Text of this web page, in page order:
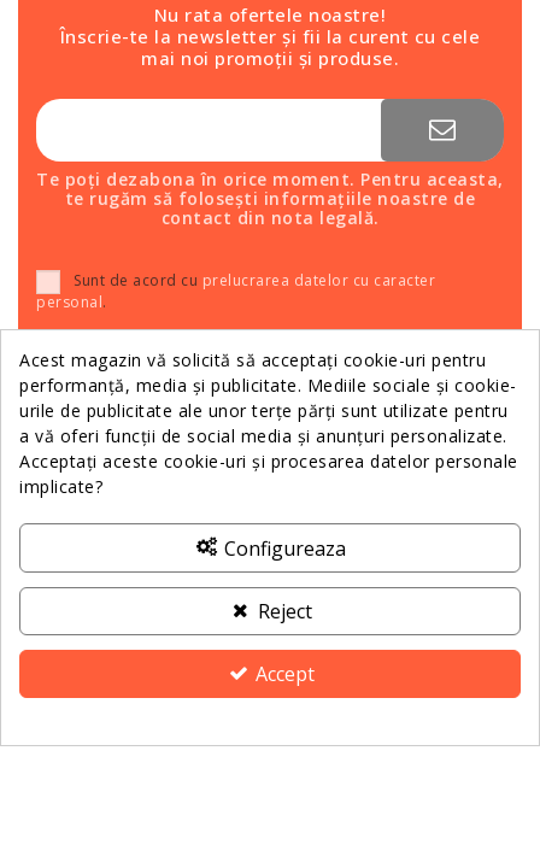
Nu rata ofertele noastre!
Înscrie-te la newsletter și fii la curent cu cele
mai noi promoții și produse.
Te poți dezabona în orice moment. Pentru aceasta,
te rugăm să folosești informațiile noastre de
contact din nota legală.
Sunt de acord cu prelucrarea datelor cu caracter
personal.
Relații Clienții
Informații
Despre Noi
Contactează-ne
Acest magazin vă solicită să acceptați cookie-uri pentru
performanță, media și publicitate. Mediile sociale și cookie-
urile de publicitate ale unor terțe părți sunt utilizate pentru
a vă oferi funcții de social media și anunțuri personalizate.
Acceptați aceste cookie-uri și procesarea datelor personale
implicate?
Configureaza
Reject
Accept